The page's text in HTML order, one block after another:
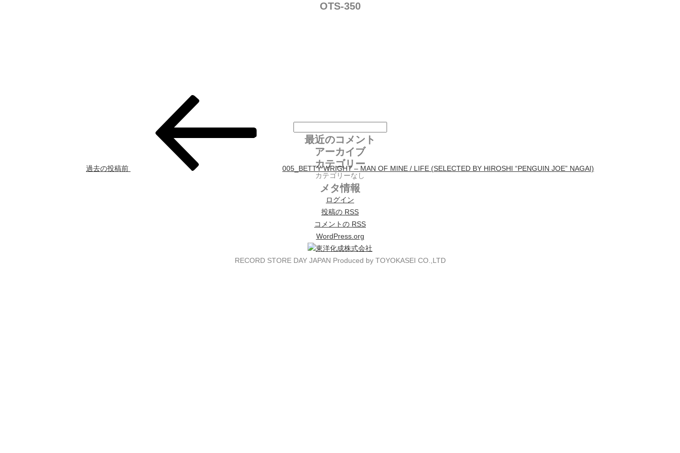
OTS-350
過去の投稿前 005_BETTY WRIGHT – MAN OF MINE / LIFE (SELECTED BY HIROSHI “PENGUIN JOE” NAGAI)
最近のコメント
アーカイブ
カテゴリー
カテゴリーなし
メタ情報
ログイン
投稿の RSS
コメントの RSS
WordPress.org
RECORD STORE DAY JAPAN Produced by TOYOKASEI CO.,LTD